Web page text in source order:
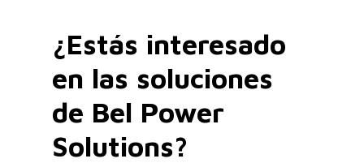
¿Estás interesado
en las soluciones
de Bel Power
Solutions?